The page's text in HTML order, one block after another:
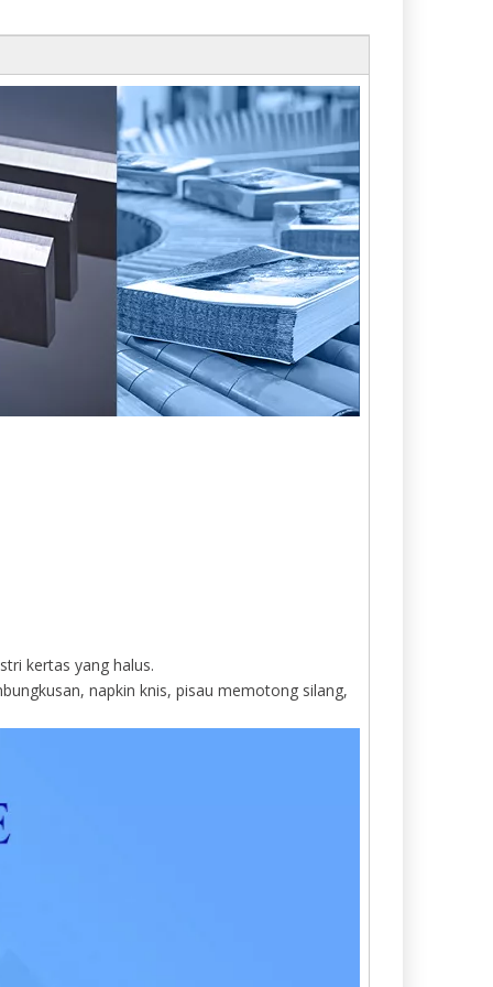
kertas yang halus.
napkin knis, pisau memotong silang,